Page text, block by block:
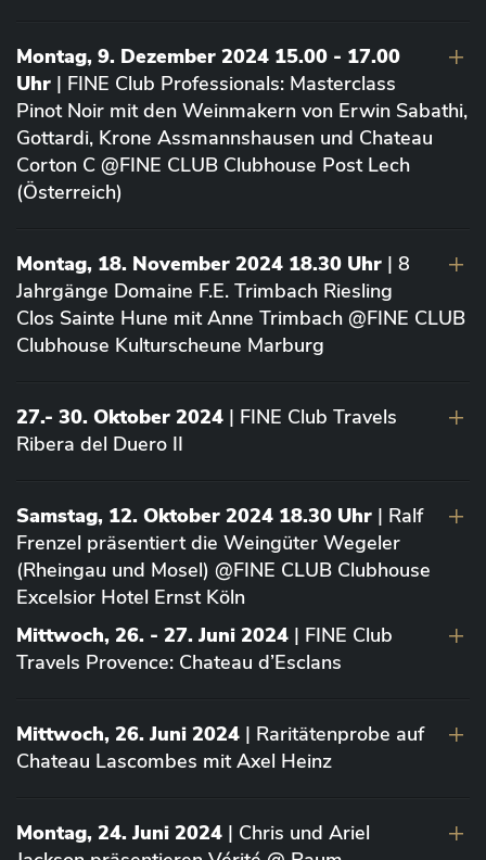
Montag, 9. Dezember 2024 15.00 - 17.00
Uhr | FINE Club Professionals: Masterclass
Pinot Noir mit den Weinmakern von Erwin Sabathi,
Gottardi, Krone Assmannshausen und Chateau
Corton C @FINE CLUB Clubhouse Post Lech
(Österreich)
Montag, 18. November 2024 18.30 Uhr | 8
Jahrgänge Domaine F.E. Trimbach Riesling
Clos Sainte Hune mit Anne Trimbach @FINE CLUB
Clubhouse Kulturscheune Marburg
27.- 30. Oktober 2024 | FINE Club Travels
Ribera del Duero II
Samstag, 12. Oktober 2024 18.30 Uhr | Ralf
Frenzel präsentiert die Weingüter Wegeler
(Rheingau und Mosel) @FINE CLUB Clubhouse
Excelsior Hotel Ernst Köln
Mittwoch, 26. - 27. Juni 2024 | FINE Club
Travels Provence: Chateau d’Esclans
Mittwoch, 26. Juni 2024 | Raritätenprobe auf
Chateau Lascombes mit Axel Heinz
Montag, 24. Juni 2024 | Chris und Ariel